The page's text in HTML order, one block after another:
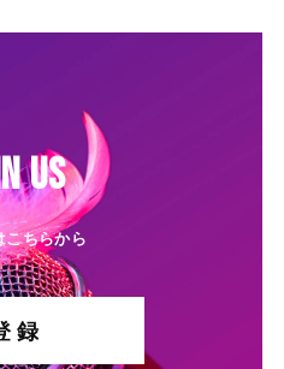
US
こちらから
録